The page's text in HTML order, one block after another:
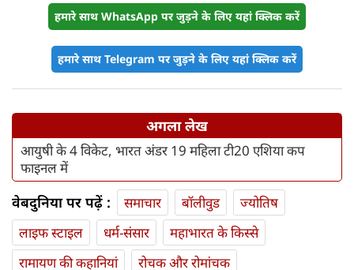
हमारे साथ WhatsApp पर जुड़ने के लिए यहां क्लिक करें
हमारे साथ Telegram पर जुड़ने के लिए यहां क्लिक करें
अगला लेख
आयुषी के 4 विकेट, भारत अंडर 19 महिला टी20 एशिया कप
फाइनल में
वेबदुनिया पर पढ़ें : समाचार बॉलीवुड
ज्योतिष
लाइफ स्‍टाइल
धर्म-संसार
महाभारत के किस्से
रामायण की कहानियां
रोचक और रोमांचक